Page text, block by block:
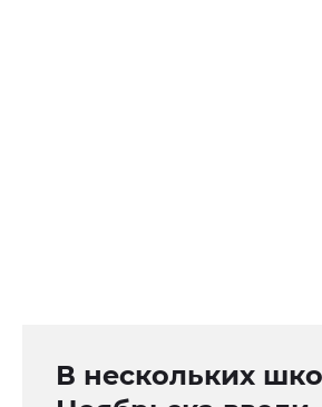
В нескольких